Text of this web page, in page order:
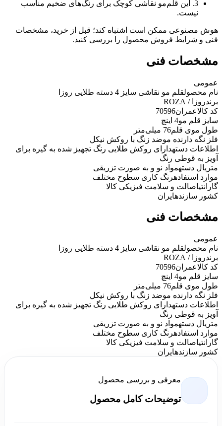
3. این قلم‌مو نقاشی کوچک برای رنگ‌های ضخیم مناسب
نیست.
هوش مصنوعی ممکن است اشتباه کند؛ قبل از خرید، مشخصات
فنی و شرایط فروش محصول را بررسی کنید.
مشخصات فنی
عمومی
نام محصولقلم مو نقاشی سایز 4 دسته طلایی روزا
برندروزا / ROZA
کد کالاعمران70596
سایز قلم مو4 اینچ
طول موی قلم76 میلی‌متر
فلز نگه دارنده موضد زنگ با روکش نیکل
اطلاعات دستهدارای روکش طلایی رنگ تجهیز شده به گیره برای
آویز به قوطی رنگ
متریال دستهمواد نو و به صورت تزریقی
موارد استفادهرنگ کاری سطوح مختلف
گارانتیاصالت و سلامت فیزیکی کالا
کشور سازندهایران
مشخصات فنی
عمومی
نام محصولقلم مو نقاشی سایز 4 دسته طلایی روزا
برندروزا / ROZA
کد کالاعمران70596
سایز قلم مو4 اینچ
طول موی قلم76 میلی‌متر
فلز نگه دارنده موضد زنگ با روکش نیکل
اطلاعات دستهدارای روکش طلایی رنگ تجهیز شده به گیره برای
آویز به قوطی رنگ
متریال دستهمواد نو و به صورت تزریقی
موارد استفادهرنگ کاری سطوح مختلف
گارانتیاصالت و سلامت فیزیکی کالا
کشور سازندهایران
معرفی و بررسی محصول
توضیحات کامل محصول